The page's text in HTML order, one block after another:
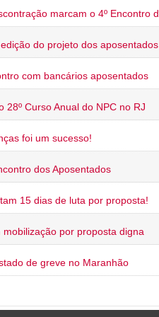
marcam o 4º
do projeto dos aposentados
com bancários aposentados
28º Curso Anual do NPC no RJ
foi um sucesso!
dos Aposentados
15 dias de luta por proposta!
mobilização por proposta digna
de greve no Maranhão